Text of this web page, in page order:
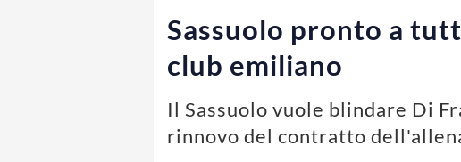
Sassuolo pronto a
club emiliano
Il Sassuolo vuole blindare Di
rinnovo del contratto